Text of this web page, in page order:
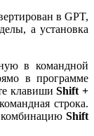
в GPT,
а установка
в командной
в программе
клавишиShift +
строка.
комбинацию Shift